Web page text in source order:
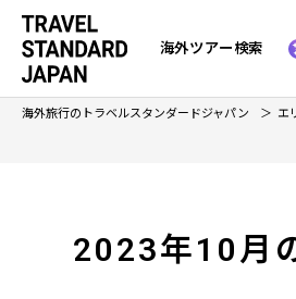
海外ツアー検索
海外旅行のトラベルスタンダードジャパン エ
2023年10月
グルメ・買い物・遺跡巡